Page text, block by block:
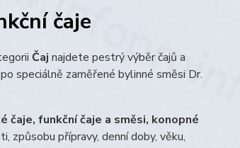
čaje
Čaj najdete pestrý výběr čajů a
speciálně zaměřené bylinné směsi Dr.
čaje, funkční čaje a směsi, konopné
způsobu přípravy, denní doby, věku,